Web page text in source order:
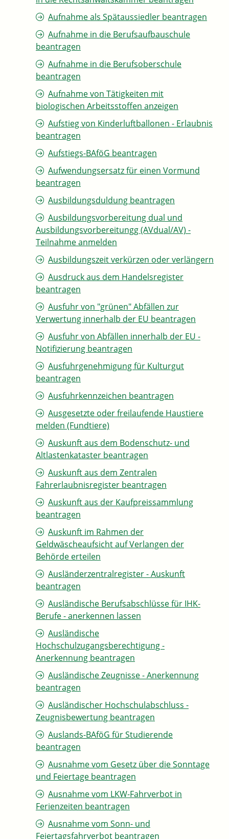
Aufnahme als Spätaussiedler beantragen
Aufnahme in die Berufsaufbauschule
beantragen
Aufnahme in die Berufsoberschule
beantragen
Aufnahme von Tätigkeiten mit
biologischen Arbeitsstoffen anzeigen
Aufstieg von Kinderluftballonen - Erlaubnis
beantragen
Aufstiegs-BAföG beantragen
Aufwendungsersatz für einen Vormund
beantragen
Ausbildungsduldung beantragen
Ausbildungsvorbereitung dual und
Ausbildungsvorbereitungg (AVdual/AV) -
Teilnahme anmelden
Ausbildungszeit verkürzen oder verlängern
Ausdruck aus dem Handelsregister
beantragen
Ausfuhr von "grünen" Abfällen zur
Verwertung innerhalb der EU beantragen
Ausfuhr von Abfällen innerhalb der EU -
Notifizierung beantragen
Ausfuhrgenehmigung für Kulturgut
beantragen
Ausfuhrkennzeichen beantragen
Ausgesetzte oder freilaufende Haustiere
melden (Fundtiere)
Auskunft aus dem Bodenschutz- und
Altlastenkataster beantragen
Auskunft aus dem Zentralen
Fahrerlaubnisregister beantragen
Auskunft aus der Kaufpreissammlung
beantragen
Auskunft im Rahmen der
Geldwäscheaufsicht auf Verlangen der
Behörde erteilen
Ausländerzentralregister - Auskunft
beantragen
Ausländische Berufsabschlüsse für IHK-
Berufe - anerkennen lassen
Ausländische
Hochschulzugangsberechtigung -
Anerkennung beantragen
Ausländische Zeugnisse - Anerkennung
beantragen
Ausländischer Hochschulabschluss -
Zeugnisbewertung beantragen
Auslands-BAföG für Studierende
beantragen
Ausnahme vom Gesetz über die Sonntage
und Feiertage beantragen
Ausnahme vom LKW-Fahrverbot in
Ferienzeiten beantragen
Ausnahme vom Sonn- und
Feiertagsfahrverbot beantragen